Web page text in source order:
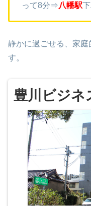
って8分⇒八幡駅
静かに過ごせる、家
す。
豊川ビジネ